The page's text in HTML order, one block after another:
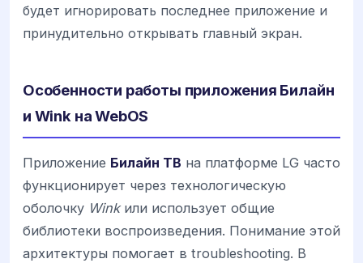
будет игнорировать последнее приложение и
принудительно открывать главный экран.
Особенности работы приложения Билайн
и Wink на WebOS
Приложение Билайн ТВ на платформе LG часто
функционирует через технологическую
оболочку Winkили использует общие
библиотеки воспроизведения. Понимание этой
архитектуры помогает в troubleshooting. В